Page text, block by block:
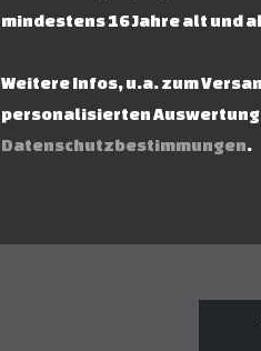
mindestens 16 Jahre alt und
Weitere Infos, u.a. zum
personalisierten
Datenschutzbestimmungen.